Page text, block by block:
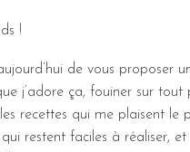
!
de vous proposer
j’adore ça, fouiner sur tout
recettes qui me plaisent le
restent faciles à réaliser, et